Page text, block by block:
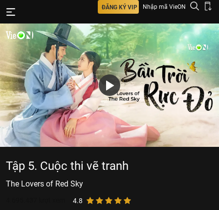
ĐĂNG KÝ VIP Nhập mã VieON
Tập 5. Cuộc thi vẽ tranh
The Lovers of Red Sky
4.8